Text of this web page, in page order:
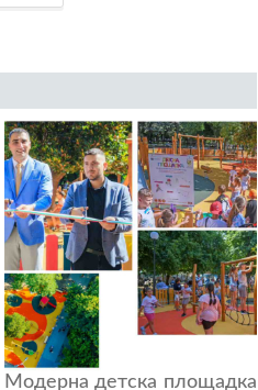
Модерна детска площадка